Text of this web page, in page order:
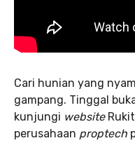
Cari hunian yang
gampang. Tinggal
kunjungi website
perusahaan proptech